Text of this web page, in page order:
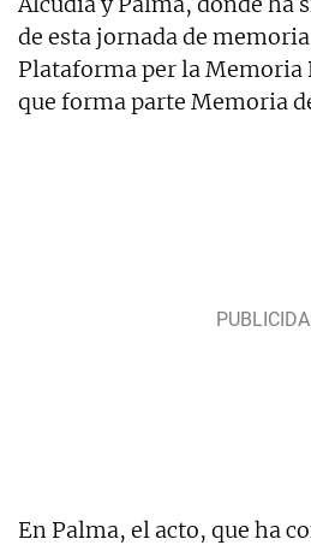
de esta jornada de
Plataforma per la Memoria
que forma parte Memoria
En Palma, el acto, que ha